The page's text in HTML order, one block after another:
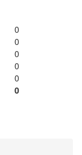
0
0
0
0
0
0